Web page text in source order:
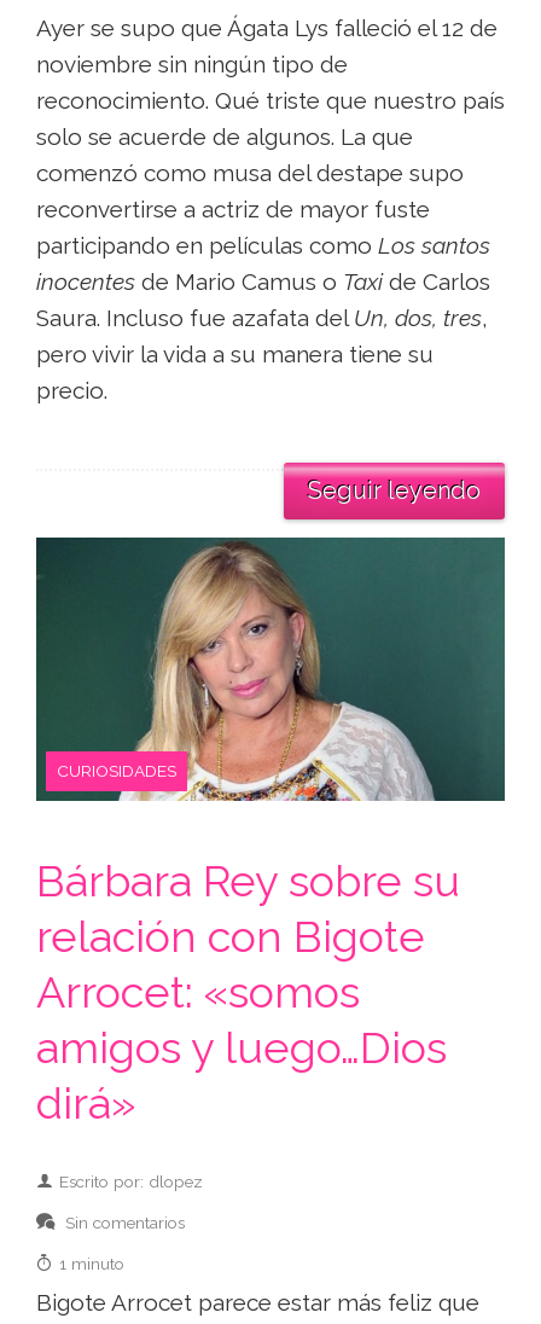
Ayer se supo que Ágata Lys falleció el 12 de
noviembre sin ningún tipo de
reconocimiento. Qué triste que nuestro país
solo se acuerde de algunos. La que
comenzó como musa del destape supo
reconvertirse a actriz de mayor fuste
participando en películas como Los santos
inocentes de Mario Camus o Taxide Carlos
Saura. Incluso fue azafata del Un, dos, tres,
pero vivir la vida a su manera tiene su
precio.
Seguir leyendo
CURIOSIDADES
Bárbara Rey sobre su
relación con Bigote
Arrocet: «somos
amigos y luego…Dios
dirá»
Escrito por: dlopez
Sin comentarios
1 minuto
Bigote Arrocet parece estar más feliz que